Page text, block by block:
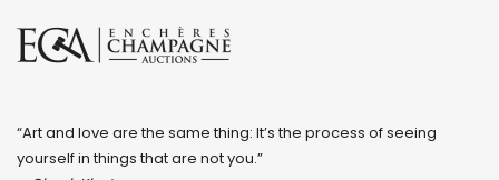
“Art and love are the same thing: It’s the process of seeing
yourself in things that are not you.”